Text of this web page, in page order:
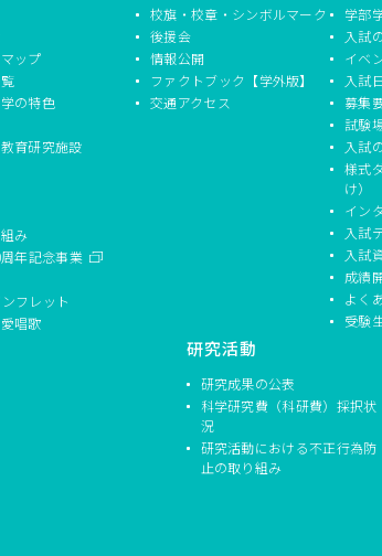
ップ
の特色
育研究施設
み
年記念事業
フレット
唱歌
校旗・校章・シンボルマーク
後援会
情報公開
ファクトブック【学外版】
交通アクセス
学部
入試
イベ
入試
募集
試験
入試
様式
け）
イン
入試
入試
成績
よく
受験
研究活動
研究成果の公表
科学研究費（科研費）採択状
況
研究活動における不正行為防
止の取り組み